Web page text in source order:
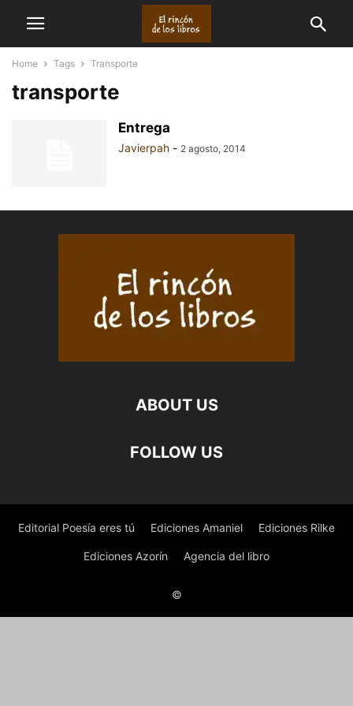
Home Tags Transporte
transporte
Entrega
Javierpah - 2 agosto, 2014
ABOUT US
FOLLOW US
Editorial Poesía eres tú Ediciones Amaniel Ediciones Rilke
Ediciones Azorín Agencia del libro
©